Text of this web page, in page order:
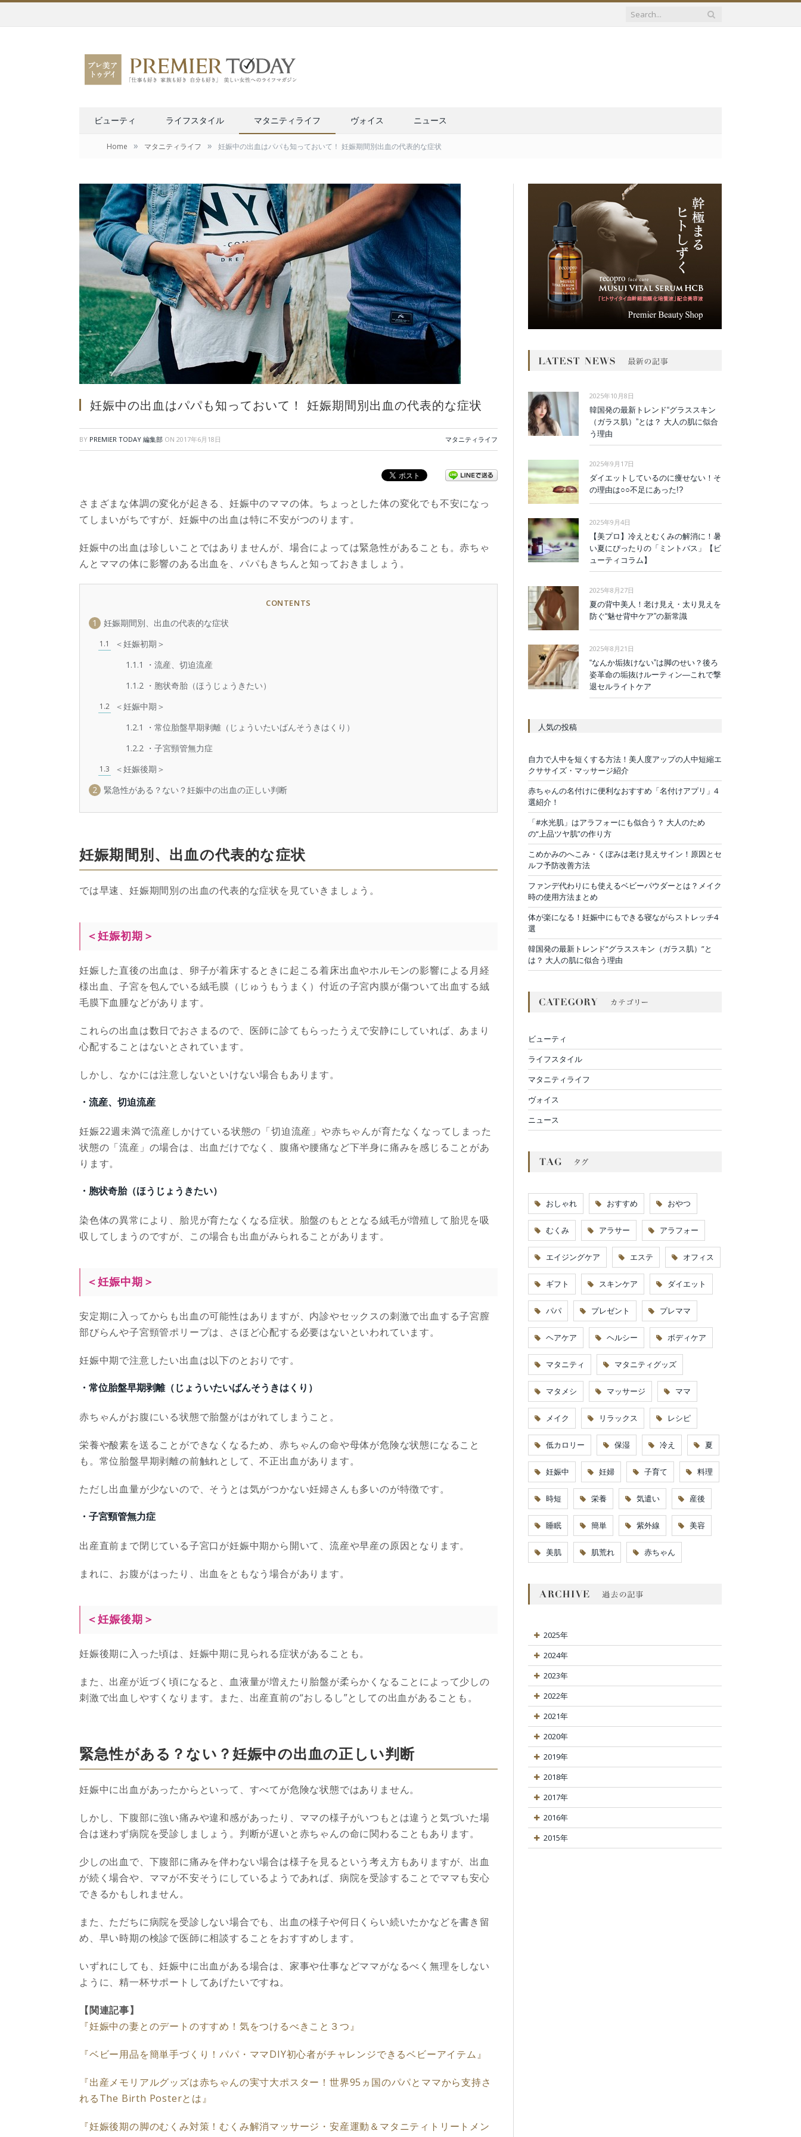
ビューティ ライフスタイル マタニティライフ ヴォイス ニュース
Home » マタニティライフ » 妊娠中の出血はパパも知っておいて！ 妊娠期間別出血の代表的な症状
妊娠中の出血はパパも知っておいて！ 妊娠期間別出血の代表的な症状
BY PREMIER TODAY 編集部 ON 2017年6月18日 マタニティライフ
さまざまな体調の変化が起きる、妊娠中のママの体。ちょっとした体の変化でも不安になっ
てしまいがちですが、妊娠中の出血は特に不安がつのります。
妊娠中の出血は珍しいことではありませんが、場合によっては緊急性があることも。赤ちゃ
んとママの体に影響のある出血を、パパもきちんと知っておきましょう。
CONTENTS
1 妊娠期間別、出血の代表的な症状
1.1
＜妊娠初期＞
1.1.1
・流産、切迫流産
1.1.2 ・胞状奇胎（ほうじょうきたい）
1.2
＜妊娠中期＞
1.2.1
・常位胎盤早期剥離（じょういたいばんそうきはくり）
1.2.2 ・子宮頸管無力症
1.3
＜妊娠後期＞
2
緊急性がある？ない？妊娠中の出血の正しい判断
妊娠期間別、出血の代表的な症状
では早速、妊娠期間別の出血の代表的な症状を見ていきましょう。
＜妊娠初期＞
妊娠した直後の出血は、卵子が着床するときに起こる着床出血やホルモンの影響による月経
様出血、子宮を包んでいる絨毛膜（じゅうもうまく）付近の子宮内膜が傷ついて出血する絨
毛膜下血腫などがあります。
これらの出血は数日でおさまるので、医師に診てもらったうえで安静にしていれば、あまり
心配することはないとされています。
しかし、なかには注意しないといけない場合もあります。
・流産、切迫流産
妊娠22週未満で流産しかけている状態の「切迫流産」や赤ちゃんが育たなくなってしまった
状態の「流産」の場合は、出血だけでなく、腹痛や腰痛など下半身に痛みを感じることがあ
ります。
・胞状奇胎（ほうじょうきたい）
染色体の異常により、胎児が育たなくなる症状。胎盤のもととなる絨毛が増殖して胎児を吸
収してしまうのですが、この場合も出血がみられることがあります。
＜妊娠中期＞
安定期に入ってからも出血の可能性はありますが、内診やセックスの刺激で出血する子宮膣
部びらんや子宮頸管ポリープは、さほど心配する必要はないといわれています。
妊娠中期で注意したい出血は以下のとおりです。
・常位胎盤早期剥離（じょういたいばんそうきはくり）
赤ちゃんがお腹にいる状態で胎盤がはがれてしまうこと。
栄養や酸素を送ることができなくなるため、赤ちゃんの命や母体が危険な状態になること
も。常位胎盤早期剥離の前触れとして、不正出血があります。
ただし出血量が少ないので、そうとは気がつかない妊婦さんも多いのが特徴です。
・子宮頸管無力症
出産直前まで閉じている子宮口が妊娠中期から開いて、流産や早産の原因となります。
まれに、お腹がはったり、出血をともなう場合があります。
＜妊娠後期＞
妊娠後期に入った頃は、妊娠中期に見られる症状があることも。
また、出産が近づく頃になると、血液量が増えたり胎盤が柔らかくなることによって少しの
刺激で出血しやすくなります。また、出産直前の“おしるし”としての出血があることも。
緊急性がある？ない？妊娠中の出血の正しい判断
妊娠中に出血があったからといって、すべてが危険な状態ではありません。
しかし、下腹部に強い痛みや違和感があったり、ママの様子がいつもとは違うと気づいた場
合は迷わず病院を受診しましょう。判断が遅いと赤ちゃんの命に関わることもあります。
少しの出血で、下腹部に痛みを伴わない場合は様子を見るという考え方もありますが、出血
が続く場合や、ママが不安そうにしているようであれば、病院を受診することでママも安心
できるかもしれません。
また、ただちに病院を受診しない場合でも、出血の様子や何日くらい続いたかなどを書き留
め、早い時期の検診で医師に相談することをおすすめします。
いずれにしても、妊娠中に出血がある場合は、家事や仕事などママがなるべく無理をしない
ように、精一杯サポートしてあげたいですね。
【関連記事】
『妊娠中の妻とのデートのすすめ！気をつけるべきこと３つ』
『ベビー用品を簡単手づくり！パパ・ママDIY初心者がチャレンジできるベビーアイテム』
『出産メモリアルグッズは赤ちゃんの実寸大ポスター！世界95ヵ国のパパとママから支持さ
れるThe Birth Posterとは』
『妊娠後期の脚のむくみ対策！むくみ解消マッサージ・安産運動＆マタニティトリートメン
2025年10月8日
韓国発の最新トレンド“グラススキン
（ガラス肌）”とは？ 大人の肌に似合
う理由
2025年9月17日
ダイエットしているのに痩せない！そ
の理由は○○不足にあった!?
2025年9月4日
【美プロ】冷えとむくみの解消に！暑
い夏にぴったりの「ミントバス」【ビ
ューティコラム】
2025年8月27日
夏の背中美人！老け見え・太り見えを
防ぐ“魅せ背中ケア”の新常識
2025年8月21日
“なんか垢抜けない”は脚のせい？後ろ
姿革命の垢抜けルーティン—これで撃
退セルライトケア
人気の投稿
自力で人中を短くする方法！美人度アップの人中短縮エ
クササイズ・マッサージ紹介
赤ちゃんの名付けに便利なおすすめ「名付けアプリ」4
選紹介！
「#水光肌」はアラフォーにも似合う？ 大人のため
の“上品ツヤ肌”の作り方
こめかみのへこみ・くぼみは老け見えサイン！原因とセ
ルフ予防改善方法
ファンデ代わりにも使えるベビーパウダーとは？メイク
時の使用方法まとめ
体が楽になる！妊娠中にもできる寝ながらストレッチ4
選
韓国発の最新トレンド“グラススキン（ガラス肌）”と
は？ 大人の肌に似合う理由
ビューティ
ライフスタイル
マタニティライフ
ヴォイス
ニュース
おしゃれ おすすめ おやつ
むくみ アラサー アラフォー
エイジングケア エステ オフィス
ギフト スキンケア ダイエット
パパ プレゼント プレママ
ヘアケア ヘルシー ボディケア
マタニティ マタニティグッズ
マタメシ マッサージ ママ
メイク リラックス レシピ
低カロリー 保湿 冷え 夏
妊娠中 妊婦 子育て 料理
時短 栄養 気遣い 産後
睡眠 簡単 紫外線 美容
美肌 肌荒れ 赤ちゃん
2025年
2024年
2023年
2022年
2021年
2020年
2019年
2018年
2017年
2016年
2015年